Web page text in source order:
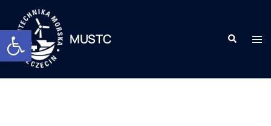
Otwórz pasek narzędzi
MUSTC